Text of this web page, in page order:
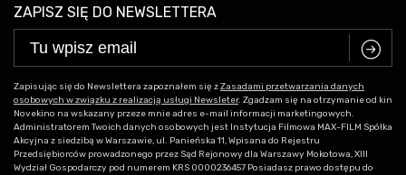
ZAPISZ SIĘ DO NEWSLETTERA
C
Zapisując się do Newslettera zapoznałem się zZasadami przetwarzania danych
osobowych w związku z realizacją usługi Newsleter. Zgadzam się na otrzymanie od kin
Novekino na wskazany przeze mnie adres e-mail informacji marketingowych.
Administratorem Twoich danych osobowych jest Instytucja Filmowa MAX-FILM Spółka
Akcyjna z siedzibą w Warszawie, ul. Panieńska 11, Wpisana do Rejestru
Przedsiębiorców prowadzonego przez Sąd Rejonowy dla Warszawy Mokotowa, XIII
Wydział Gospodarczy pod numerem KRS 0000236457 Posiadasz prawo dostępu do